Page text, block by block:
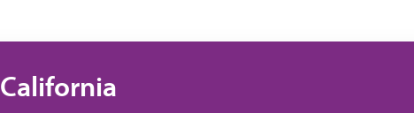
California